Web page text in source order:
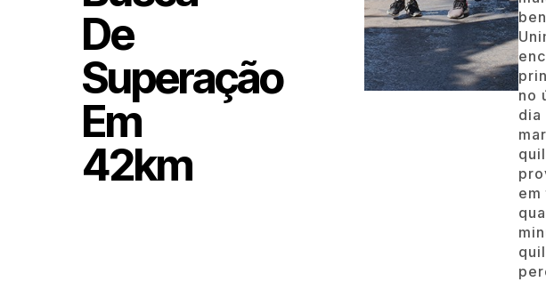
De
Superação
Em
42km
no
dia
em